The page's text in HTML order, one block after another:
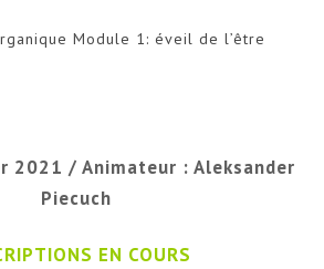
Module 1: éveil de l’être
2021 / Animateur : Aleksander
Piecuch
EN COURS